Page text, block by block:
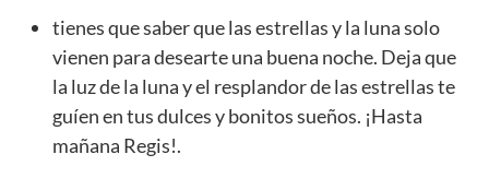
tienes que saber que las estrellas y la luna solo
vienen para desearte una buena noche. Deja que
la luz de la luna y el resplandor de las estrellas te
guíen en tus dulces y bonitos sueños. ¡Hasta
mañana Regis!.